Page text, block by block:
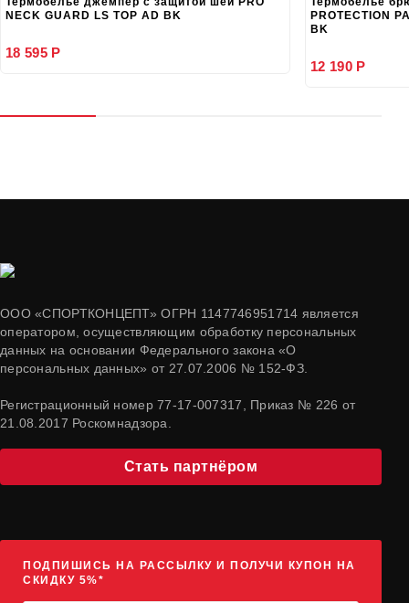
NECK GUARD LS TOP AD BK
18 595 Р
PROTECTION
BK
12 190 Р
ООО «СПОРТКОНЦЕПТ» ОГРН 1147746951714 является
оператором, осуществляющим обработку персональных
данных на основании Федерального закона «О
персональных данных» от 27.07.2006 № 152-ФЗ.
Регистрационный номер 77-17-007317, Приказ № 226 от
21.08.2017 Роскомнадзора.
Стать партнёром
ПОДПИШИСЬ НА РАССЫЛКУ И ПОЛУЧИ КУПОН НА
СКИДКУ 5%*